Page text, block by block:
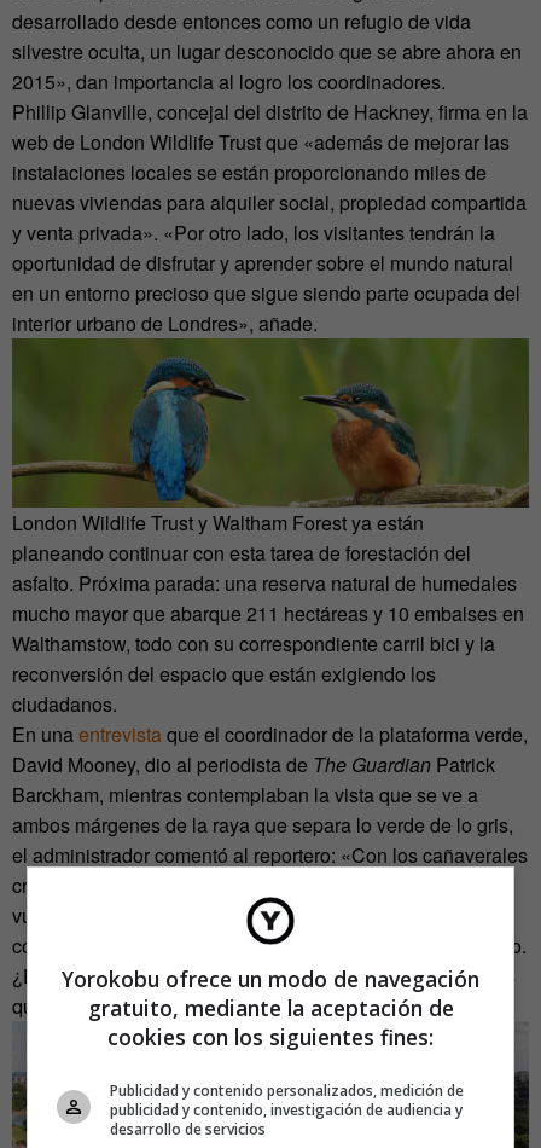
desarrollado desde entonces como un refugio de vida
silvestre oculta, un lugar desconocido que se abre ahora en
2015», dan importancia al logro los coordinadores.
Phillip Glanville, concejal del distrito de Hackney, firma en la
web de London Wildlife Trust que «además de mejorar las
instalaciones locales se están proporcionando miles de
nuevas viviendas para alquiler social, propiedad compartida
y venta privada». «Por otro lado, los visitantes tendrán la
oportunidad de disfrutar y aprender sobre el mundo natural
en un entorno precioso que sigue siendo parte ocupada del
interior urbano de Londres», añade.
London Wildlife Trust y Waltham Forest ya están
planeando continuar con esta tarea de forestación del
asfalto. Próxima parada: una reserva natural de humedales
mucho mayor que abarque 211 hectáreas y 10 embalses en
Walthamstow, todo con su correspondiente carril bici y la
reconversión del espacio que están exigiendo los
ciudadanos.
En unaentrevistaque el coordinador de la plataforma verde,
David Mooney, dio al periodista de The Guardian Patrick
Barckham, mientras contemplaban la vista que se ve a
ambos márgenes de la raya que separa lo verde de lo gris,
el administrador comentó al reportero: «Con los cañaverales
crecidos tendrás los Norfolk Broads aquí, pero date la
vuelta, echa un vistazo», le sugirió mientras le señalaba el
contexto diametralmente contrario del otro lado, «es ridículo.
¿Está realmente Londres así de loco? Sí, lo está. ¿Y sabes
qué? Yo celebro eso».
Yorokobu ofrece un modo de navegación
gratuito, mediante la aceptación de
cookies con los siguientes fines:
Publicidad y contenido personalizados, medición de
publicidad y contenido, investigación de audiencia y
desarrollo de servicios